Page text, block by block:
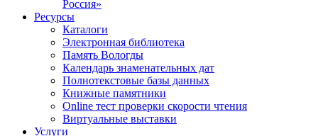
Россия»
Ресурсы
Каталоги
Электронная библиотека
Память Вологды
Календарь знаменательных дат
Полнотекстовые базы данных
Книжные памятники
Online тест проверки скорости чтения
Виртуальные выставки
Услуги